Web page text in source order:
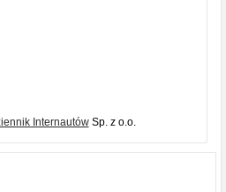
InternautówSp. z o.o.